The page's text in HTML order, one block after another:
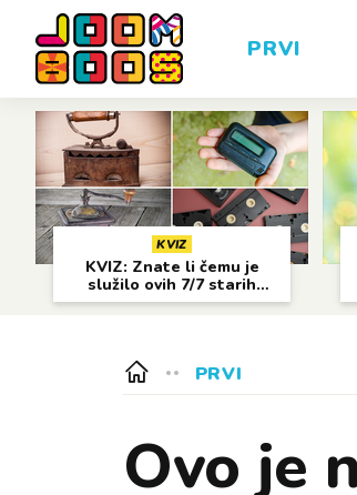
PRVI
KVIZ
KVIZ: Znate li čemu je
služilo ovih 7/7 starih
predmeta?
PRVI
Ovo je